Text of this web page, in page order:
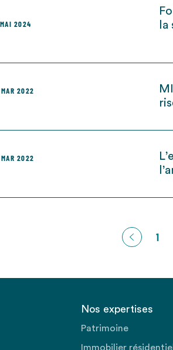
2024
2022
2022
1
Nos expertises
Patrimoine
Immobilier résidentiel